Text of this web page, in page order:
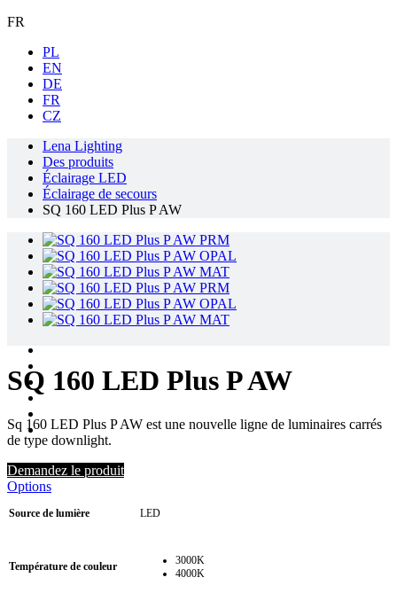
FR
PL
EN
DE
FR
CZ
Lena Lighting
Des produits
Éclairage LED
Éclairage de secours
SQ 160 LED Plus P AW
SQ 160 LED Plus P AW
Sq 160 LED Plus P AW est une nouvelle ligne de luminaires carrés
de type downlight.
Demandez le produit
Options
Source de lumière LED
Température de couleur
3000K
4000K